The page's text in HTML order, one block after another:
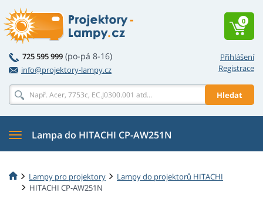
Přihlášení
Registrace
725 595 999 (po-pá 8-16)
info@projektory-lampy.cz
Hledat
0
Lampa do HITACHI CP-AW251N
Lampy pro projektory
Lampy do projektorů HITACHI
HITACHI CP-AW251N